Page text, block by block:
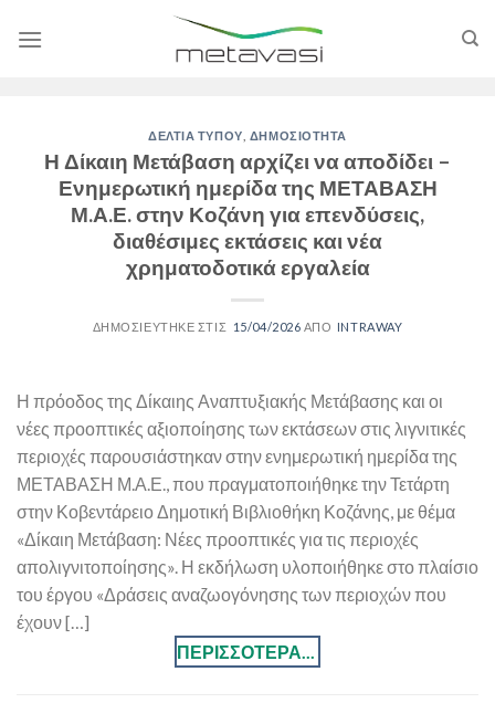
ΔΕΛΤΙΑ ΤΥΠΟΥ ΔΗΜΟΣΙΟΤΗΤΑ
Η Δίκαιη Μετάβαση αρχίζει να αποδίδει –
Ενημερωτική ημερίδα της ΜΕΤΑΒΑΣΗ
Μ.Α.Ε. στην Κοζάνη για επενδύσεις,
διαθέσιμες εκτάσεις και νέα
χρηματοδοτικά εργαλεία
15/04/2026 INTRAWAY
Η πρόοδος της Δίκαιης Αναπτυξιακής Μετάβασης και οι
νέες προοπτικές αξιοποίησης των εκτάσεων στις λιγνιτικές
περιοχές παρουσιάστηκαν στην ενημερωτική ημερίδα της
ΜΕΤΑΒΑΣΗ Μ.Α.Ε., που πραγματοποιήθηκε την Τετάρτη
στην Κοβεντάρειο Δημοτική Βιβλιοθήκη Κοζάνης, με θέμα
«Δίκαιη Μετάβαση: Νέες προοπτικές για τις περιοχές
απολιγνιτοποίησης». Η εκδήλωση υλοποιήθηκε στο πλαίσιο
του έργου «Δράσεις αναζωογόνησης των περιοχών που
έχουν […]